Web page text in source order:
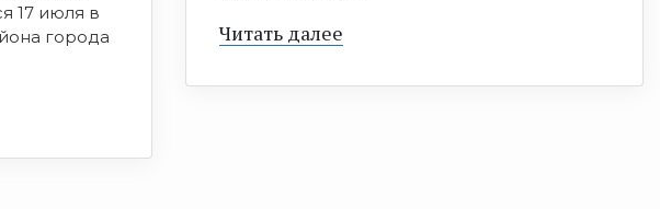
17 июля в
города
Читать далее